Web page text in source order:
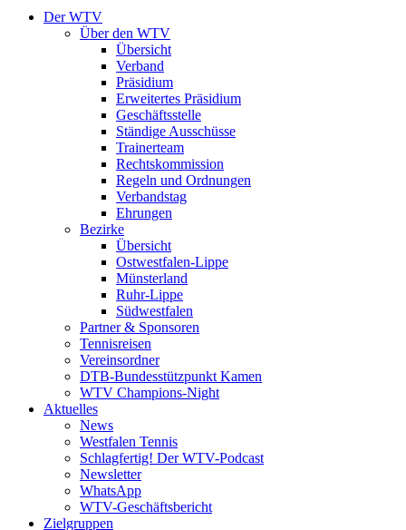
Der WTV
Über den WTV
Übersicht
Verband
Präsidium
Erweitertes Präsidium
Geschäftsstelle
Ständige Ausschüsse
Trainerteam
Rechtskommission
Regeln und Ordnungen
Verbandstag
Ehrungen
Bezirke
Übersicht
Ostwestfalen-Lippe
Münsterland
Ruhr-Lippe
Südwestfalen
Partner & Sponsoren
Tennisreisen
Vereinsordner
DTB-Bundesstützpunkt Kamen
WTV Champions-Night
Aktuelles
News
Westfalen Tennis
Schlagfertig! Der WTV-Podcast
Newsletter
WhatsApp
WTV-Geschäftsbericht
Zielgruppen